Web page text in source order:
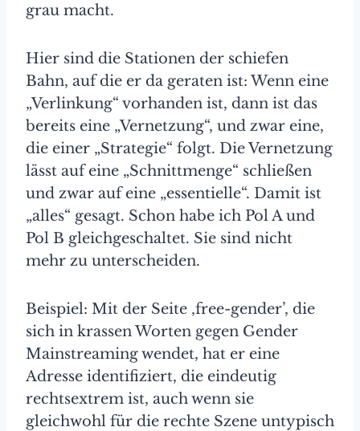
grau macht.
Hier sind die Stationen der schiefen
Bahn, auf die er da geraten ist: Wenn eine
„Verlinkung“ vorhanden ist, dann ist das
bereits eine „Vernetzung“, und zwar eine,
die einer „Strategie“ folgt. Die Vernetzung
lässt auf eine „Schnittmenge“ schließen
und zwar auf eine „essentielle“. Damit ist
„alles“ gesagt. Schon habe ich Pol A und
Pol B gleichgeschaltet. Sie sind nicht
mehr zu unterscheiden.
Beispiel: Mit der Seite ‚free-gender’, die
sich in krassen Worten gegen Gender
Mainstreaming wendet, hat er eine
Adresse identifiziert, die eindeutig
rechtsextrem ist, auch wenn sie
gleichwohl für die rechte Szene untypisch